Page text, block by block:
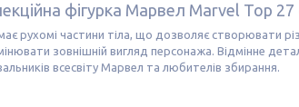
фігурка Марвел Marvel Тор 27
рухомі частини тіла, що дозволяє створювати
зовнішній вигляд персонажа. Відмінне
всесвіту Марвел та любителів збирання.